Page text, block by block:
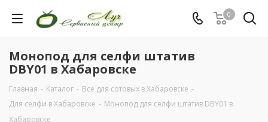
0
Монопод для селфи штатив
DBY01 в Хабаровске
Главная - Каталог - Все для сотовых в Хабаровске -
Для селфи в Хабаровске - Монопод для селфи штатив DBY01 в
Хабаровске